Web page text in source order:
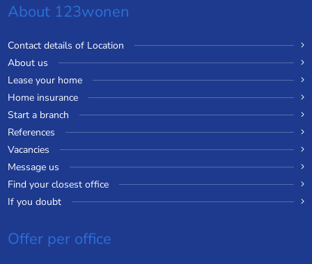
About 123wonen
Contact details of Location
About us
Lease your home
Home insurance
Start a branch
References
Vacancies
Message us
Find your closest office
If you doubt
Offer per office